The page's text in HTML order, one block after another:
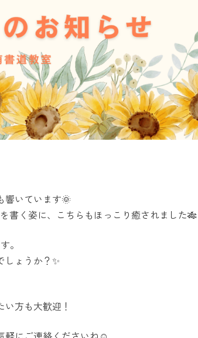
響いています🌞
書く姿に、こちらもほっこり癒されました🎋
。
ょうか？✨
方も大歓迎！